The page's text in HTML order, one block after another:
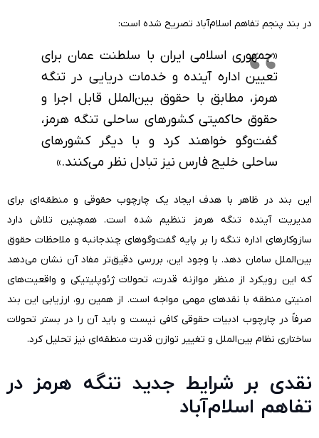
در بند پنجم تفاهم اسلام‌آباد تصریح شده است:
«جمهوری اسلامی ایران با سلطنت عمان برای
تعیین اداره آینده و خدمات دریایی در تنگه
هرمز، مطابق با حقوق بین‌الملل قابل اجرا و
حقوق حاکمیتی کشورهای ساحلی تنگه هرمز،
گفت‌وگو خواهند کرد و با دیگر کشورهای
ساحلی خلیج فارس نیز تبادل نظر می‌کنند.»
این بند در ظاهر با هدف ایجاد یک چارچوب حقوقی و منطقه‌ای برای
مدیریت آینده تنگه هرمز تنظیم شده است. همچنین تلاش دارد
سازوکارهای اداره تنگه را بر پایه گفت‌وگوهای چندجانبه و ملاحظات حقوق
بین‌الملل سامان دهد. با وجود این، بررسی دقیق‌تر مفاد آن نشان می‌دهد
که این رویکرد از منظر موازنه قدرت، تحولات ژئوپلیتیکی و واقعیت‌های
امنیتی منطقه با نقدهای مهمی مواجه است. از همین رو، ارزیابی این بند
صرفاً در چارچوب ادبیات حقوقی کافی نیست و باید آن را در بستر تحولات
ساختاری نظام بین‌الملل و تغییر توازن قدرت منطقه‌ای نیز تحلیل کرد.
نقدی بر شرایط جدید تنگه هرمز در
تفاهم اسلام‌آباد